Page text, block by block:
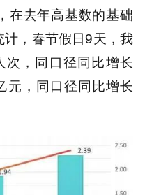
在去年高基数的基础
计，春节假日9天，我
次，同口径同比增长
元，同口径同比增长